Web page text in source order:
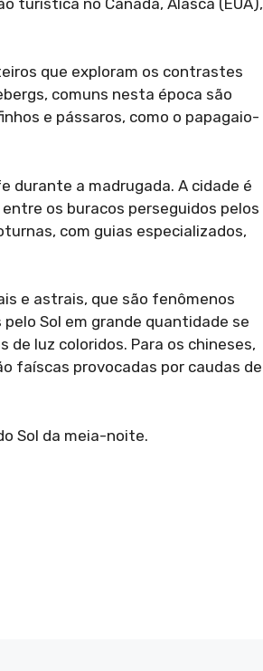
que exploram os contrastes
comuns nesta época são
e pássaros, como o papagaio-
durante a madrugada. A cidade é
os buracos perseguidos pelos
com guias especializados,
e astrais, que são fenômenos
Sol em grande quantidade se
luz coloridos. Para os chineses,
faíscas provocadas por caudas de
Sol da meia-noite.